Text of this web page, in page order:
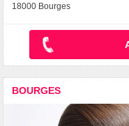
18000 Bourges
BOURGES